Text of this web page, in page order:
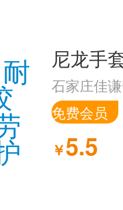
石家庄佳
免费会员
￥5.5